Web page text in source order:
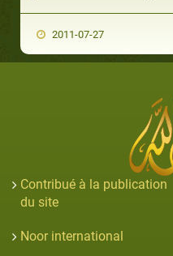
2011-07-27
Contribué à la publication
du site
Noor international